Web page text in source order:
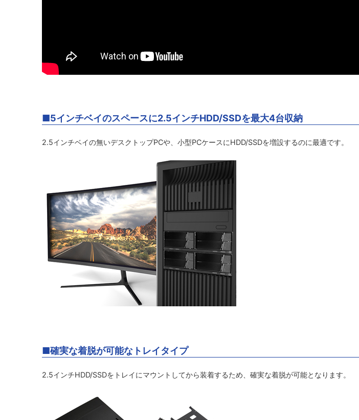
■5インチベイのスペースに2.5インチHDD/SSDを最大4台収納
2.5インチベイの無いデスクトップPCや、小型PCケースにHDD/SSDを増設するのに最適です。
■確実な着脱が可能なトレイタイプ
2.5インチHDD/SSDをトレイにマウントしてから装着するため、確実な着脱が可能となります。